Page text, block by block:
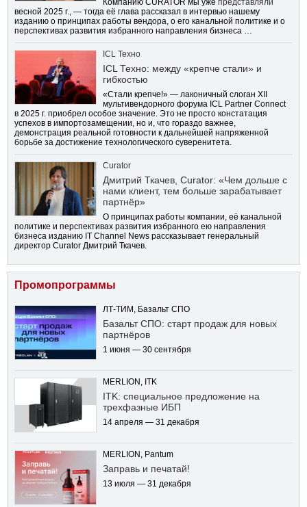
Компанию CURATOR мы уже представляли
весной 2025 г., — тогда её глава рассказал в интервью нашему
изданию о принципах работы вендора, о его канальной политике и о
перспективах развития избранного направления бизнеса …
ICL Техно
ICL Техно: между «крепче стали» и
гибкостью
«Стали крепче!» — лаконичный слоган XII
мультивендорного форума ICL Partner Connect
в 2025 г. приобрел особое значение. Это не просто констатация
успехов в импортозамещении, но и, что гораздо важнее,
демонстрация реальной готовности к дальнейшей напряженной
борьбе за достижение технологического суверенитета.
Curator
Дмитрий Ткачев, Curator: «Чем дольше с
нами клиент, тем больше зарабатывает
партнёр»
О принципах работы компании, её канальной
политике и перспективах развития избранного ею направления
бизнеса изданию IT Channel News рассказывает генеральный
директор Curator Дмитрий Ткачев.
Промопрограммы
ЛТ-ТИМ, Базальт СПО
Базальт СПО: старт продаж для новых
партнёров
1 июня — 30 сентября
MERLION, ITK
ITK: специальное предложение на
трехфазные ИБП
14 апреля — 31 декабря
MERLION, Pantum
Заправь и печатай!
13 июля — 31 декабря